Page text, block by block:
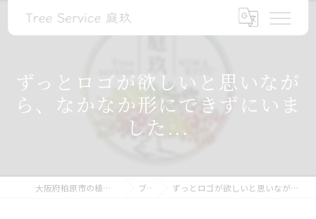
ずっとロゴが欲しいと思いなが
ら、なかなか形にできずにいま
した...
大阪府柏原市の植木屋ならTree Service 庭玖 ブログ ずっとロゴが欲しいと思いながら、なかなか形にできずにいました...